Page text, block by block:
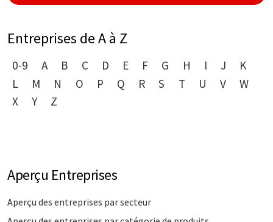
Entreprises de A à Z
0-9 A B C D E F G H I J
K
L
M N O P Q R S T U V
W
X
Y Z
Aperçu Entreprises
Aperçu des entreprises par secteur